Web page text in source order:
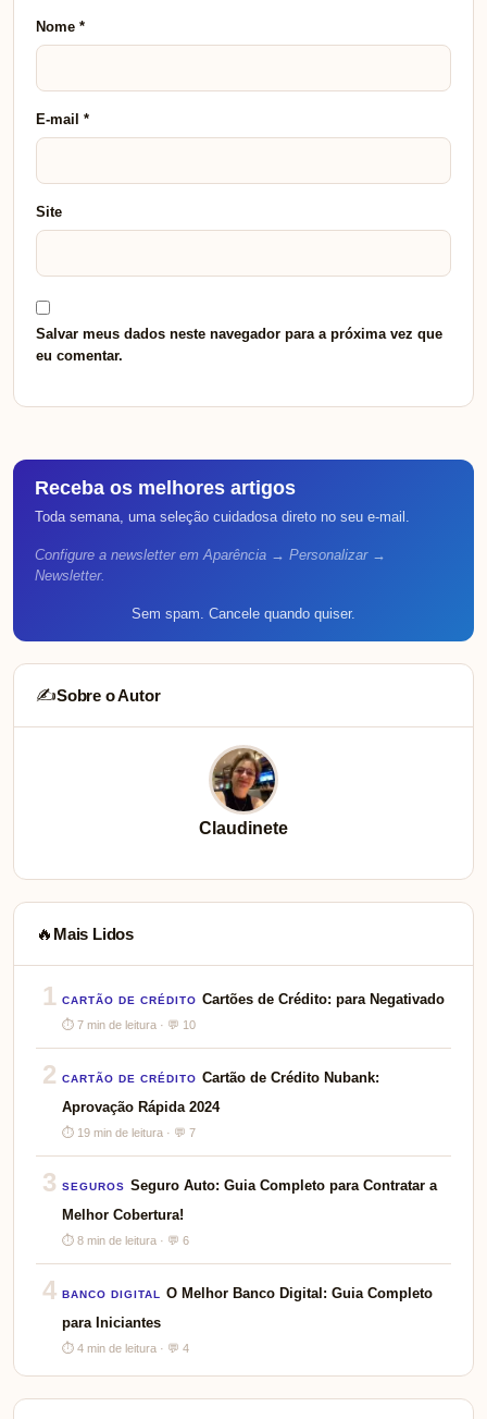
Nome *
E-mail *
Site
Salvar meus dados neste navegador para a próxima vez que
eu comentar.
Receba os melhores artigos
Toda semana, uma seleção cuidadosa direto no seu e-mail.
Configure a newsletter em Aparência → Personalizar →
Newsletter.
Sem spam. Cancele quando quiser.
✍️Sobre o Autor
Claudinete
🔥 Mais Lidos
1 CARTÃO DE CRÉDITO Cartões de Crédito: para Negativado
⏱ 7 min de leitura · 💬 10
2 CARTÃO DE CRÉDITO Cartão de Crédito Nubank:
Aprovação Rápida 2024
⏱ 19 min de leitura · 💬 7
3 SEGUROS Seguro Auto: Guia Completo para Contratar a
Melhor Cobertura!
⏱ 8 min de leitura · 💬 6
4 BANCO DIGITAL O Melhor Banco Digital: Guia Completo
para Iniciantes
⏱ 4 min de leitura · 💬 4